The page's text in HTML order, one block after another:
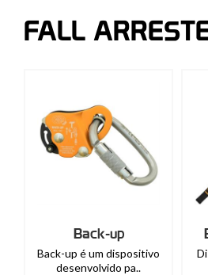
FALL
Back-up
Back-up é um dispositivo
desenvolvido pa..